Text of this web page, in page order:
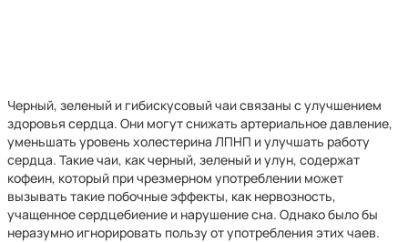
Черный, зеленый и гибискусовый чаи связаны с улучшением
здоровья сердца. Они могут снижать артериальное давление,
уменьшать уровень холестерина ЛПНП и улучшать работу
сердца. Такие чаи, как черный, зеленый и улун, содержат
кофеин, который при чрезмерном употреблении может
вызывать такие побочные эффекты, как нервозность,
учащенное сердцебиение и нарушение сна. Однако было бы
неразумно игнорировать пользу от употребления этих чаев.